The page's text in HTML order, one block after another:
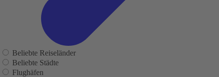
Beliebte Reiseländer
Beliebte Städte
Flughäfen